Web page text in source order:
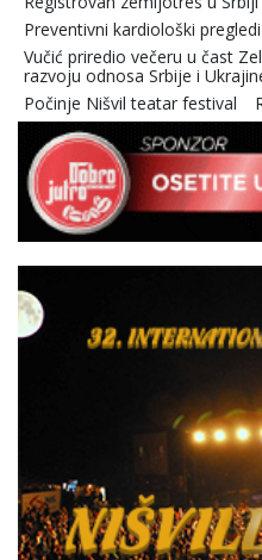
Preventivni kardiološki
Vučić priredio večeru u čast
razvoju odnosa Srbije i
Počinje Nišvil teatar festival